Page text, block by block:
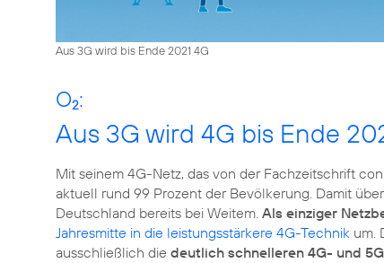
Aus 3G wird bis Ende 2021 4G
O2:
Aus 3G wird 4G bis Ende
Mit seinem 4G-Netz, das von der Fachzeitschrift
aktuell rund 99 Prozent der Bevölkerung. Damit
Deutschland bereits bei Weitem. Als einziger
Jahresmitte in die leistungsstärkere 4G-Technik um.
ausschließlich die deutlich schnelleren 4G- und